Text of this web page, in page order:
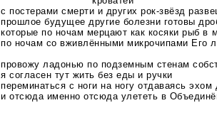
с постерами смерти и другихрок-звёзд
прошлое будущее другие болезни готовы
которые по ночам мерцают как косяки рыб в
по ночам со вживлёнными микрочипами Его
провожу ладонью по подземным стенам
я согласен тут жить без еды и ручки
переминаться с ноги на ногу отдаваясь
и отсюда именно отсюда улететь в